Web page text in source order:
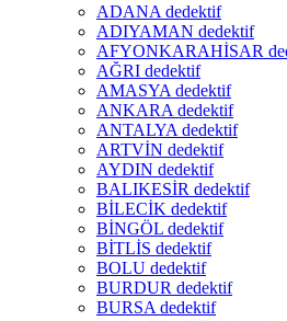
ADANA dedektif
ADIYAMAN dedektif
AFYONKARAHİSAR
AĞRI dedektif
AMASYA dedektif
ANKARA dedektif
ANTALYA dedektif
ARTVİN dedektif
AYDIN dedektif
BALIKESİR dedektif
BİLECİK dedektif
BİNGÖL dedektif
BİTLİS dedektif
BOLU dedektif
BURDUR dedektif
BURSA dedektif